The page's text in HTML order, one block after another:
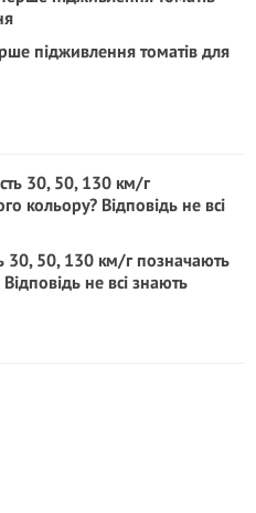
підживлення томатів для
30, 50, 130 км/г позначають
не всі знають